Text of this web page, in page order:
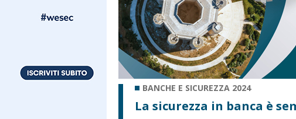
BANCHE E SICUREZZA 2024
La sicurezza in banca è